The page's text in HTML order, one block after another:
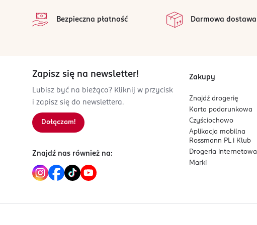
www.pg.com
3 014260 214692
Bezpieczna płatność Darmowa dostawa
Zapisz się na newsletter!
Lubisz być na bieżąco? Kliknij w przycisk
i zapisz się do newslettera.
Dołączam!
Znajdź nas również na:
Zakupy
Znajdź drogerię
Karta podarunkowa
Czyściochowo
Aplikacja mobilna
Rossmann PL i Klub
Drogeria internetowa
Marki